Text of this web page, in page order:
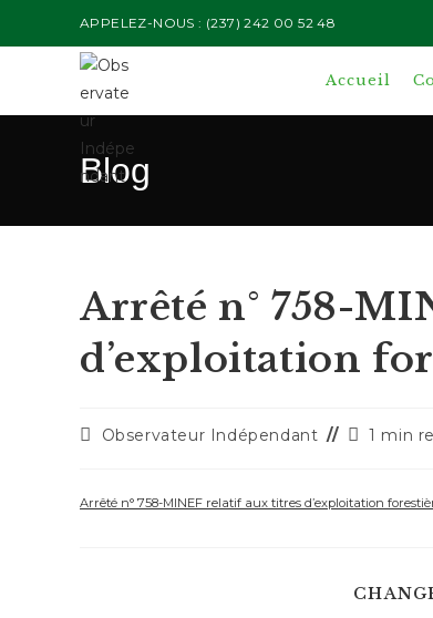
APPELEZ-NOUS : (237) 242 00 52 48
Accueil
Blog
Arrêté n° 758-
d’exploitation
Auteur/autrice
publication :
Observateur Indépendant
Temps
1 min
Arrêté n° 758-MINEF relatif aux titres d’exploitation